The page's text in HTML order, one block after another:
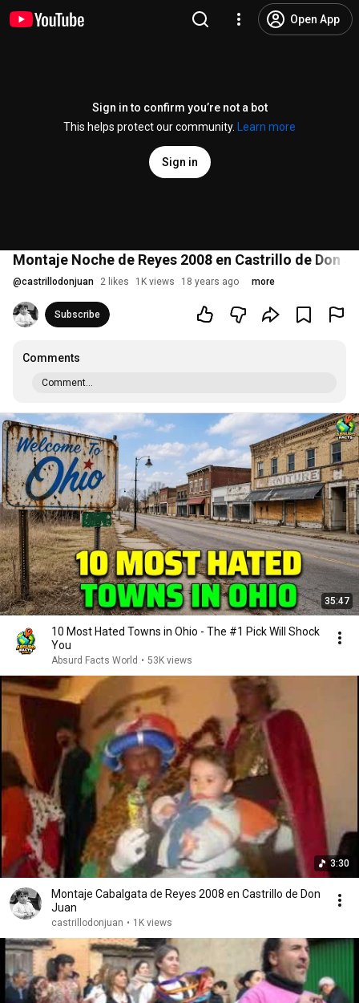
Open App
Sign in to confirm you’re not a bot
This helps protect our community.
Learn more
Sign in
Montaje Noche de Reyes 2008 en Castrillo de Don
@castrillodonjuan 2 likes 1K views 18 years ago more
Subscribe
Comments
Comment...
35:47
10 Most Hated Towns in Ohio - The #1 Pick Will Shock
You
Absurd Facts World • 53K views
3:30
Montaje Cabalgata de Reyes 2008 en Castrillo de Don
Juan
castrillodonjuan • 1K views